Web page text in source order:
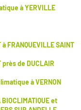
à YERVILLE
FRANQUEVILLE SAINT
de DUCLAIR
à VERNON
et